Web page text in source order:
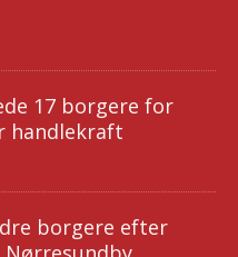
17 borgere for
handlekraft
borgere efter